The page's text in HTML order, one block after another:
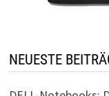
NEUESTE